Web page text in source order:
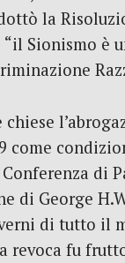
la
Sionismo è
chiese
come
di
di George
di tutto il
revoca fu